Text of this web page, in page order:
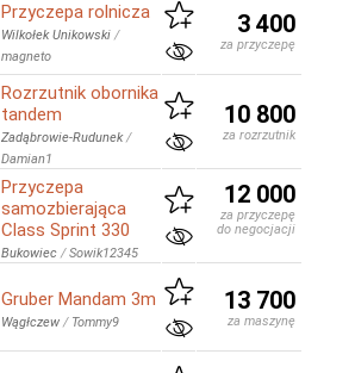
Przyczepa rolnicza
Wilkołek Unikowski /
magneto
3 400
za przyczepę
Rozrzutnik obornika
tandem
Zadąbrowie-Rudunek/
Damian1
10 800
za rozrzutnik
Przyczepa
samozbierająca
Class Sprint 330
Bukowiec /Sowik12345
12 000
za przyczepę
do negocjacji
Gruber Mandam 3m
Wągłczew / Tommy9
13 700
za maszynę